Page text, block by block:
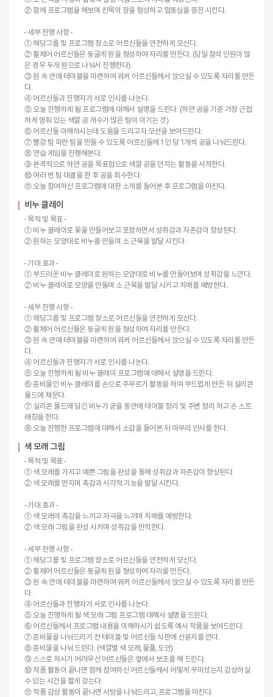
② 함께 프로그램을 해보며 친목의 장을 형성하고 협동심을 증진 시킨다.
- 세부 진행 사항 -
① 해당그룹 및 프로그램 장소로 어르신들을 안전하게 모신다.
② 휠체어 어르신들은 둥글게 원을 형성하여 자리를 만든다. (당일 참석 인원이 많
은 경우 두개 원으로 나눠서 진행한다).
③ 원 속 안에 테이블을 마련하여 워커 어르신들께서 앉으실 수 있도록 자리를 만든
다.
④ 어르신들과 진행자가 서로 인사를 나눈다.
⑤ 오늘 진행하게 될 프로그램에 대해서 설명을 드린다. (하얀 공을 기준 가장 근접
하게 멈춰 있는 색깔 공 개수가 많은 팀이 이기는 것)
⑥ 어르신들 이해하시는데 도움을 드리고자 모션을 보여드린다.
⑦ 빨강 팀 파란 팀을 만들 수 있도록 어르신들께 1인 당 1개씩 공을 나눠드린다.
⑧ 연습 게임을 진행해본다.
⑨ 본격적으로 하얀 공을 목표점으로 색깔 공을 던지는 활동을 시작한다.
⑩ 여러 번 팀 대결을 한 후 공을 회수한다.
⑪ 오늘 참여하신 프로그램에 대한 소개를 들어본 후 프로그램을 마친다.
비누 클레이
- 목적 및 목표 -
① 비누 클레이로 꽃을 만들어보고 포장하면서 성취감과 자존감이 향상된다.
② 원하는 모양대로 비누를 만들며 소 근육을 발달 시킨다.
- 기대 효과 -
① 부드러운 비누 클레이로 원하는 모양대로 비누를 만들어보며 성취감을 느낀다.
② 비누 클레이로 모양을 만들며 소 근육을 발달 시키고 치매를 예방한다.
- 세부 진행 사항 -
① 해당그룹 및 프로그램 장소로 어르신들을 안전하게 모신다.
② 휠체어 어르신들은 둥글게 원을 형성하여 자리를 만든다.
③ 원 속 안에 테이블을 마련하여 워커 어르신들께서 앉으실 수 있도록 자리를 만든
다.
④ 어르신들과 진행자가 서로 인사를 나눈다.
⑤ 오늘 진행하게 될 비누 클레이 프로그램에 대해서 설명을 드린다.
⑥ 준비물인 비누 클레이를 손으로 주무르기 활동을 하여 부드럽게 만든 뒤 실리콘
몰드에 채운다.
⑦ 실리콘 몰드에 담긴 비누가 굳을 동안에 테이블 정리 및 주변 정리 하고 손 스트
레칭을 한다.
⑧ 오늘 진행한 프로그램에 대해서 소감을 들어본 뒤 마무리 인사를 한다.
색 모래 그림
- 목적 및 목표 -
① 색 모래를 가지고 예쁜 그림을 완성을 통해 성취감과 자존감이 향상된다.
② 색 모래를 만지며 촉감과 시각적 기능을 발달 시킨다.
- 기대 효과 -
① 색 모래의 촉감을 느끼고 자극을 느끼며 치매를 예방한다.
② 색 모래 그림을 완성 시키며 성취감을 만끽한다.
- 세부 진행 사항 -
① 해당그룹 및 프로그램 장소로 어르신들을 안전하게 모신다.
② 휠체어 어르신들은 둥글게 원을 형성하여 자리를 만든다.
③ 원 속 안에 테이블을 마련하여 워커 어르신들께서 앉으실 수 있도록 자리를 만든
다.
④ 어르신들과 진행자가 서로 인사를 나눈다.
⑤ 오늘 진행하게 될 색 모래 그림 프로그램 대해서 설명을 드린다.
⑥ 어르신들께서 프로그램 내용을 이해하시기 쉽도록 예시 작품을 보여드린다.
⑦ 준비물을 나눠드리기 전 테이블 및 어르신들 식판에 신문지를 깐다.
⑧ 준비물을 나눠 드린다. (색깔별 색 모래, 물풀, 도안)
⑨ 스스로 하시기 어려우신 어르신들은 옆에서 보조를 해 드린다.
⑩ 작품 활동이 끝나면 함께 참여하신 어르신들께서 어떻게 꾸미셨는지 감상하실
수 있는 시간을 짧게 갖는다.
⑪ 작품 감상 활동이 끝나면 사탕을 나눠드리고, 프로그램을 마친다.